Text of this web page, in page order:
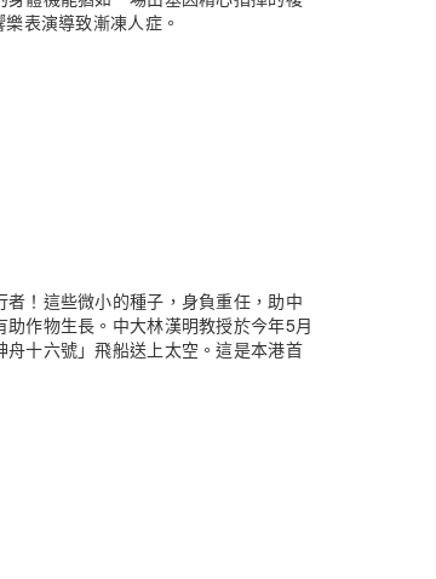
表演導致漸凍人症。
！這些微小的種子，身負重任，助中
作物生長。中大林漢明教授於今年5月
十六號」飛船送上太空。這是本港首